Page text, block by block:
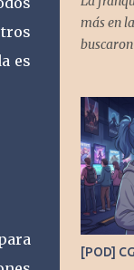
es
más en
[POD]